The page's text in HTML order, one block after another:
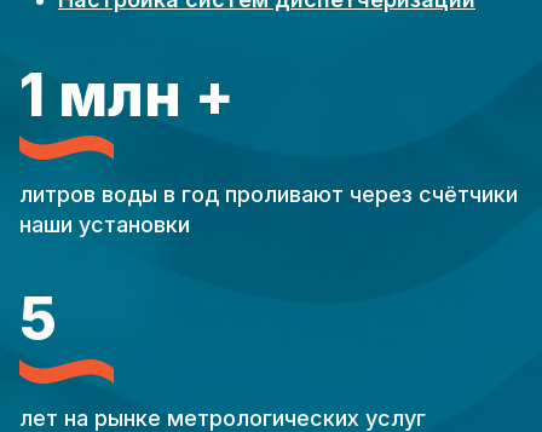
1 млн +
литров воды в год проливают через счётчики
наши установки
5
лет на рынке метрологических услуг